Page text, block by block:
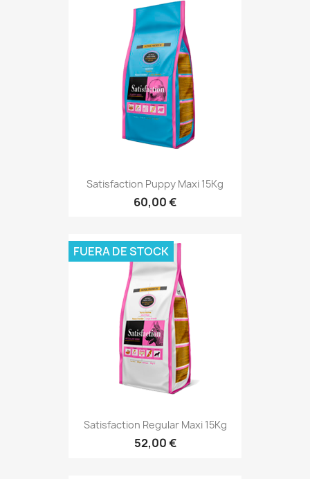
Satisfaction Puppy Maxi 15Kg
60,00 €
Satisfaction Regular Maxi 15Kg
52,00 €
FUERA DE STOCK